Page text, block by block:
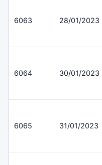
6063 28/01/2023
6064 30/01/2023
6065 31/01/2023